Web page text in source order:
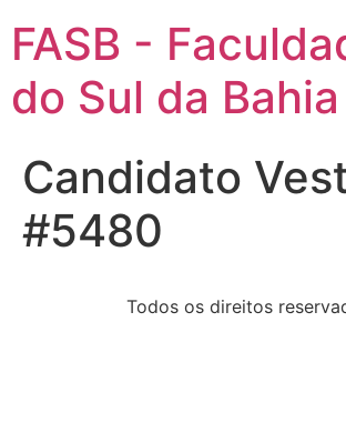
FASB -
do Sul da Bahia
Candidato
#5480
Todos os direitos